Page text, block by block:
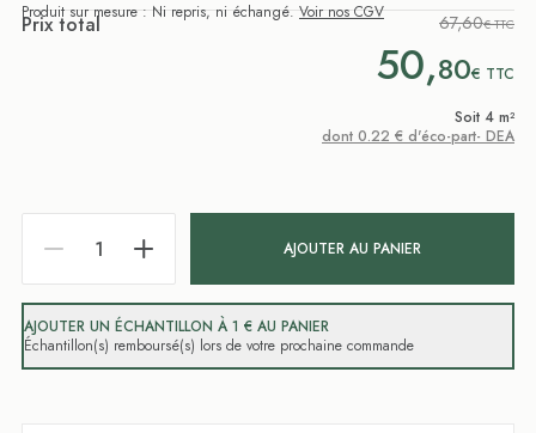
Produit sur mesure : Ni repris, ni échangé.Voir nos CGV
Prix total 67,60€ TTC
50,80€ TTC
Soit 4 m²
dont 0.22 € d'éco-part- DEA
AJOUTER AU PANIER
AJOUTER UN ÉCHANTILLON À 1 € AU PANIER
Échantillon(s) remboursé(s) lors de votre prochaine commande